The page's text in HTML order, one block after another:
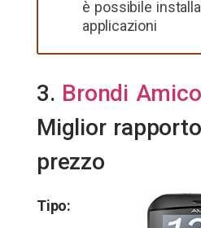
è possibile
applicazioni
3. Brondi
Miglior
prezzo
Tipo: